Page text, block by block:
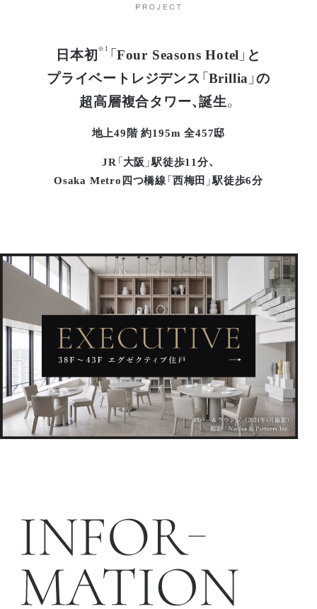
日本初 ※1 「Four Seasons Hotel」と
プライベートレジデンス「Brillia」の
超高層複合タワー、誕生。
地上49階 約195m 全457邸
JR「大阪」駅徒歩11分、
Osaka Metro四つ橋線「西梅田」駅徒歩6分